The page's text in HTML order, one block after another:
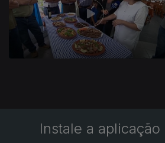
Instale a aplicação